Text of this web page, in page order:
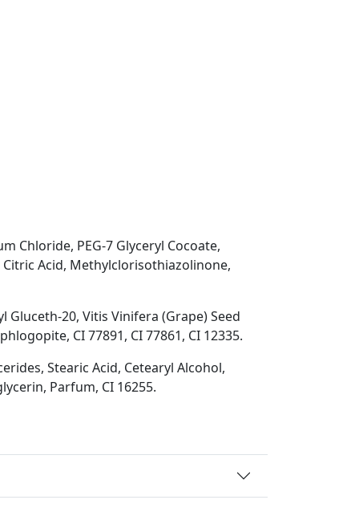
Сhloride, PEG-7 Glyceryl Cocoate,
Acid, Methylclorisothiazolinone,
20, Vitis Vinifera (Grape) Seed
CI 77891, CI 77861, CI 12335.
Stearic Acid, Cetearyl Alcohol,
Parfum, CI 16255.